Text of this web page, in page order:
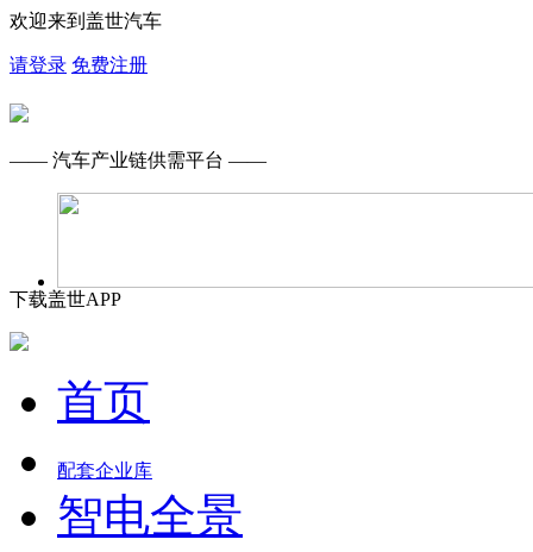
欢迎来到盖世汽车
请登录 免费注册
—— 汽车产业链供需平台 ——
下载盖世APP
首页
配套企业库
智电全景